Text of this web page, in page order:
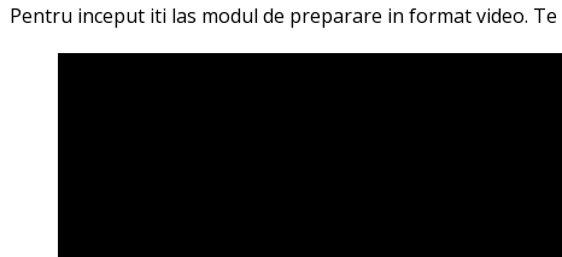
Pentru inceput iti las modul de preparare in format video.